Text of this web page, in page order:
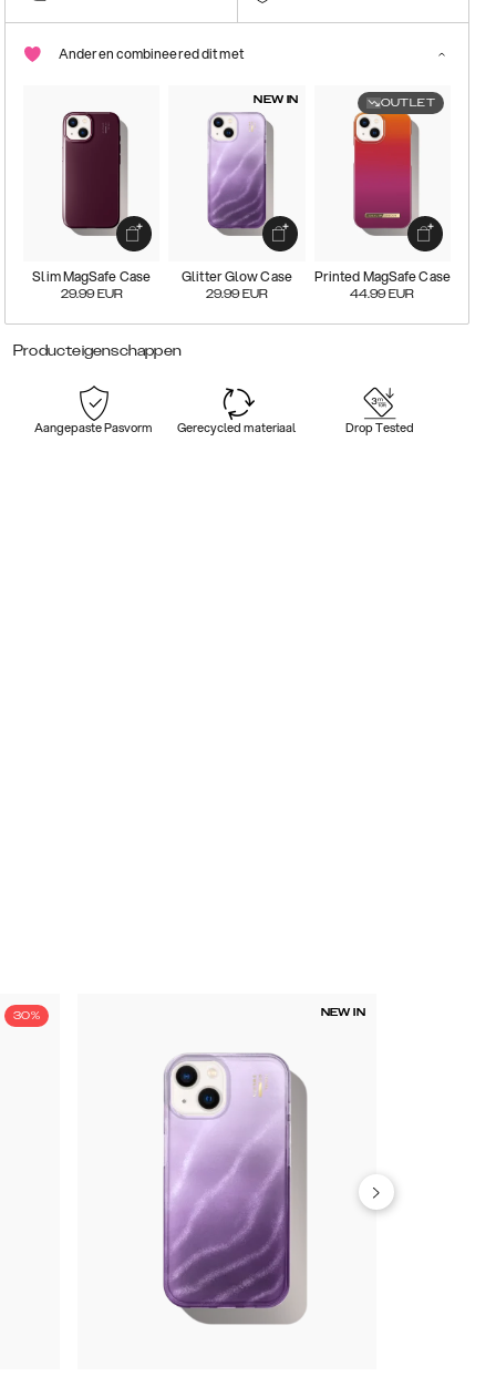
Anderen combineered dit met
Slim MagSafe Case
29.99 EUR
NEW IN
Glitter Glow Case
29.99 EUR
OUTLET
Printed MagSafe Case
44.99 EUR
Producteigenschappen
Aangepaste Pasvorm Gerecycled materiaal Drop Tested
30% NEW IN